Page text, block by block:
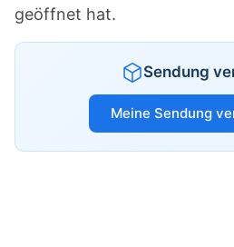
geöffnet hat.
Sendung
Meine Sendung